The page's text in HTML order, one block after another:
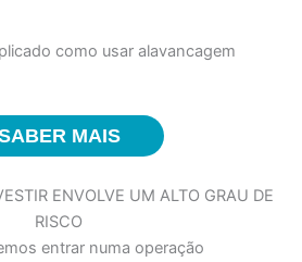
como usar alavancagem
MAIS
ENVOLVE UM ALTO GRAU DE
RISCO
entrar numa operação